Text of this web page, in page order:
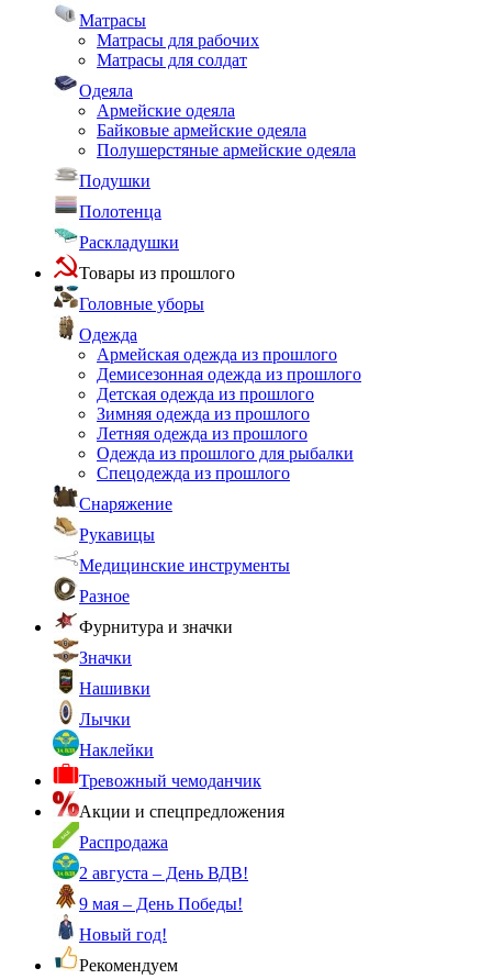
Матрасы
Матрасы для рабочих
Матрасы для солдат
Одеяла
Армейские одеяла
Байковые армейские одеяла
Полушерстяные армейские одеяла
Подушки
Полотенца
Раскладушки
Товары из прошлого
Головные уборы
Одежда
Армейская одежда из прошлого
Демисезонная одежда из прошлого
Детская одежда из прошлого
Зимняя одежда из прошлого
Летняя одежда из прошлого
Одежда из прошлого для рыбалки
Спецодежда из прошлого
Снаряжение
Рукавицы
Медицинские инструменты
Разное
Фурнитура и значки
Значки
Нашивки
Лычки
Наклейки
Тревожный чемоданчик
Акции и спецпредложения
Распродажа
2 августа – День ВДВ!
9 мая – День Победы!
Новый год!
Рекомендуем